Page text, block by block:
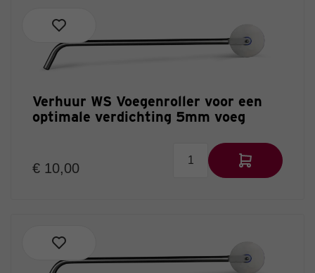
Verhuur WS Voegenroller voor een
optimale verdichting 5mm voeg
€ 10,00